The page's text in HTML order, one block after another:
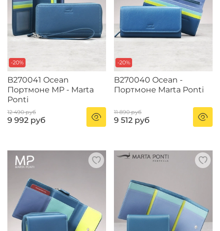
-20%
B270041 Ocean
Портмоне MP - Marta
Ponti
12 490 руб
9 992 руб
-20%
B270040 Ocean -
Портмоне Marta Ponti
11 890 руб
9 512 руб